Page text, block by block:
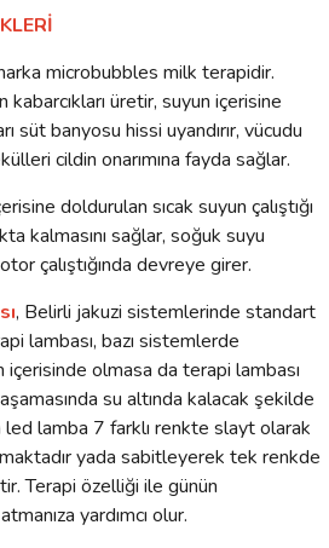
microbubbles milk terapidir.
üretir, suyun içerisine
süt banyosu hissi uyandırır, vücudu
cildin onarımına fayda sağlar.
doldurulan sıcak suyun çalıştığı
kalmasını sağlar, soğuk suyu
çalıştığında devreye girer.
, Belirli jakuzi sistemlerinde standart
lambası, bazı sistemlerde
içerisinde olmasa da terapi lambası
su altında kalacak şekilde
lamba 7 farklı renkte slayt olarak
yada sabitleyerek tek renkde
Terapi özelliği ile günün
yardımcı olur.